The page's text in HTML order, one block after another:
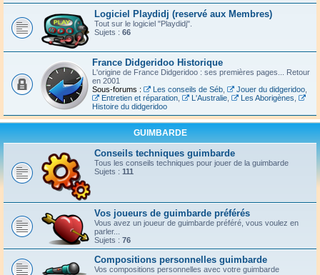
Logiciel Playdidj (reservé aux Membres)
Tout sur le logiciel "Playdidj".
Sujets : 66
France Didgeridoo Historique
L'origine de France Didgeridoo : ses premières pages... Retour
en 2001
Sous-forums :
Les conseils de Séb, Jouer du didgeridoo,
Entretien et réparation, L'Australie, Les Aborigènes
Histoire du didgeridoo
GUIMBARDE
Conseils techniques guimbarde
Tous les conseils techniques pour jouer de la guimbarde
Sujets : 111
Vos joueurs de guimbarde préférés
Vous avez un joueur de guimbarde préféré, vous voulez en
parler...
Sujets : 76
Compositions personnelles guimbarde
Vos compositions personnelles avec votre guimbarde